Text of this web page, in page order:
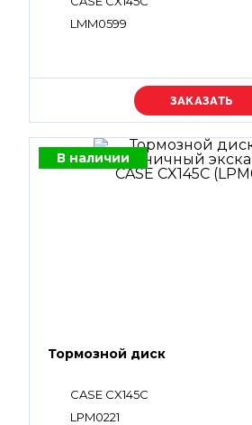
LMM0599
Уточняйте цену
В наличии
Тормозной диск
CASE CX145C
LPM0221